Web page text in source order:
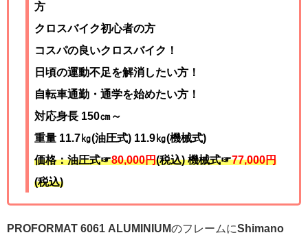
方
クロスバイク初心者の方
コスパの良いクロスバイク！
日頃の運動不足を解消したい方！
自転車通勤・通学を始めたい方！
対応身長 150㎝～
重量 11.7㎏(油圧式) 11.9㎏(機械式)
価格：油圧式☞80,000円(税込) 機械式☞77,000円
(税込)
PROFORMAT 6061 ALUMINIUMのフレームにShimano